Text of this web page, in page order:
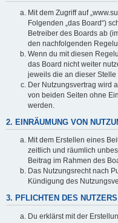
Mit dem Zugriff auf
Folgenden „das Board“)
Betreiber des Boards ab
den nachfolgenden
Wenn du mit diesen
das Board nicht weiter
jeweils die an dieser
Der Nutzungsvertrag wird
von beiden Seiten ohne
werden.
2. EINRÄUMUNG VON
Mit dem Erstellen eines
zeitlich und räumlich
Beitrag im Rahmen des
Das Nutzungsrecht nach
Kündigung des
3. PFLICHTEN DES NUTZERS
Du erklärst mit der